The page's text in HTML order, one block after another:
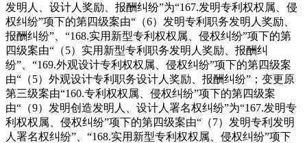
发明人、设计人奖励、报酬纠纷”为“167.发明专利权权属、侵
权纠纷”项下的第四级案由“（6）发明专利职务发明人奖励、
报酬纠纷”、“168.实用新型专利权权属、侵权纠纷”项下的第
四级案由“（5）实用新型专利职务发明人奖励、报酬纠
纷”、“169.外观设计专利权权属、侵权纠纷”项下的第四级案
由“（5）外观设计专利职务设计人奖励、报酬纠纷”；变更原
第三级案由“160.专利权权属、侵权纠纷”项下的第四级案
由“（9）发明创造发明人、设计人署名权纠纷”为“167.发明专
利权权属、侵权纠纷”项下的第四级案由“（7）发明专利发明
人署名权纠纷”、“168.实用新型专利权权属、侵权纠纷”项下